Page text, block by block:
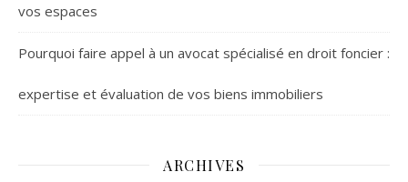
vos espaces
Pourquoi faire appel à un avocat spécialisé en droit foncier :
expertise et évaluation de vos biens immobiliers
ARCHIVES